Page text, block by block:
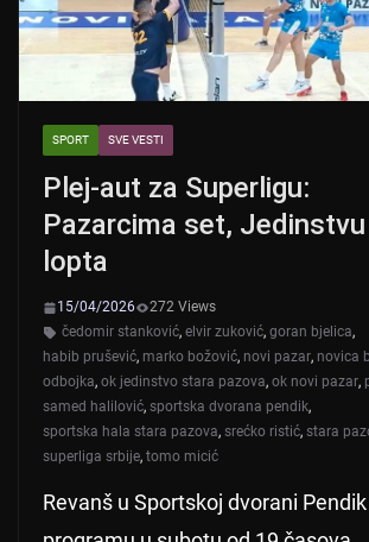
SPORT SVE VESTI
Plej-aut za Superligu:
Pazarcima set,
lopta
15/04/2026
272 Views
čedomir stanković, elvir zuković, goran bjelica,
habib prušević, marko božović, novi pazar, novica
odbojka, ok jedinstvo stara pazova, ok novi pazar,
samed halilović, sportska dvorana pendik,
sportska hala stara pazova, srećko ristić, stara
superliga srbije, tomo micić
Revanš u Sportskoj dvorani